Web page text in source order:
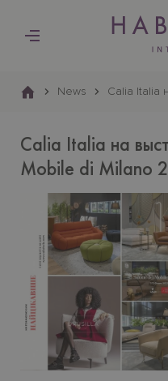
Основна
News Calia Italia
Calia Italia на
Mobile di Milano